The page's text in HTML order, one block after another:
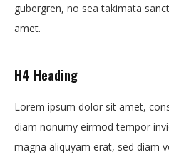
gubergren, no sea takimata
amet.
H4 Heading
Lorem ipsum dolor sit amet,
diam nonumy eirmod tempor
magna aliquyam erat, sed diam